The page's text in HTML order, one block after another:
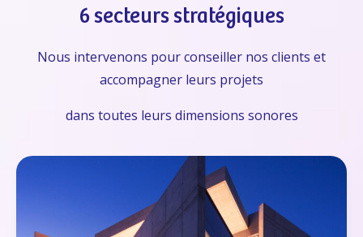
6 secteurs stratégiques
Nous intervenons pour conseiller nos clients et
accompagner leurs projets
dans toutes leurs dimensions sonores